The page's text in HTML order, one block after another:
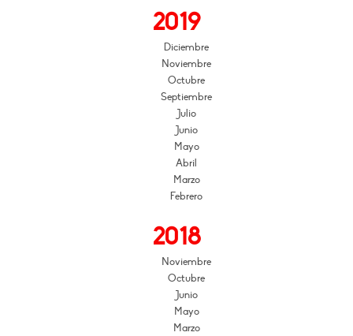
2019
Diciembre
Noviembre
Octubre
Septiembre
Julio
Junio
Mayo
Abril
Marzo
Febrero
2018
Noviembre
Octubre
Junio
Mayo
Marzo